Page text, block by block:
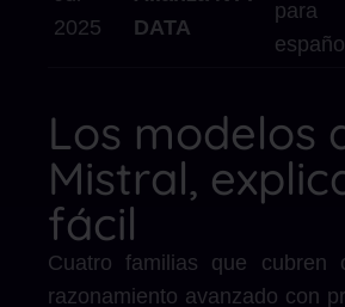
2025
DATA
para
Los modelos
Mistral,
fácil
Cuatro familias que cubren
razonamiento avanzado con